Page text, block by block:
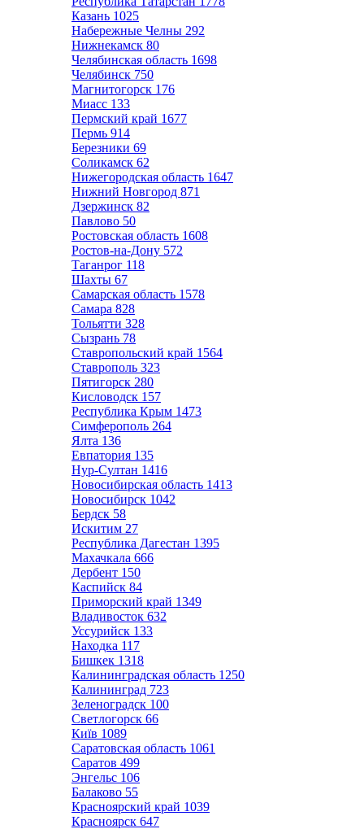
Казань 1025
Набережные Челны 292
Нижнекамск 80
Челябинская область 1698
Челябинск 750
Магнитогорск 176
Миасс 133
Пермский край 1677
Пермь 914
Березники 69
Соликамск 62
Нижегородская область 1647
Нижний Новгород 871
Дзержинск 82
Павлово 50
Ростовская область 1608
Ростов-на-Дону 572
Таганрог 118
Шахты 67
Самарская область 1578
Самара 828
Тольятти 328
Сызрань 78
Ставропольский край 1564
Ставрополь 323
Пятигорск 280
Кисловодск 157
Республика Крым 1473
Симферополь 264
Ялта 136
Евпатория 135
Нур-Султан 1416
Новосибирская область 1413
Новосибирск 1042
Бердск 58
Искитим 27
Республика Дагестан 1395
Махачкала 666
Дербент 150
Каспийск 84
Приморский край 1349
Владивосток 632
Уссурийск 133
Находка 117
Бишкек 1318
Калининградская область 1250
Калининград 723
Зеленоградск 100
Светлогорск 66
Київ 1089
Саратовская область 1061
Саратов 499
Энгельс 106
Балаково 55
Красноярский край 1039
Красноярск 647